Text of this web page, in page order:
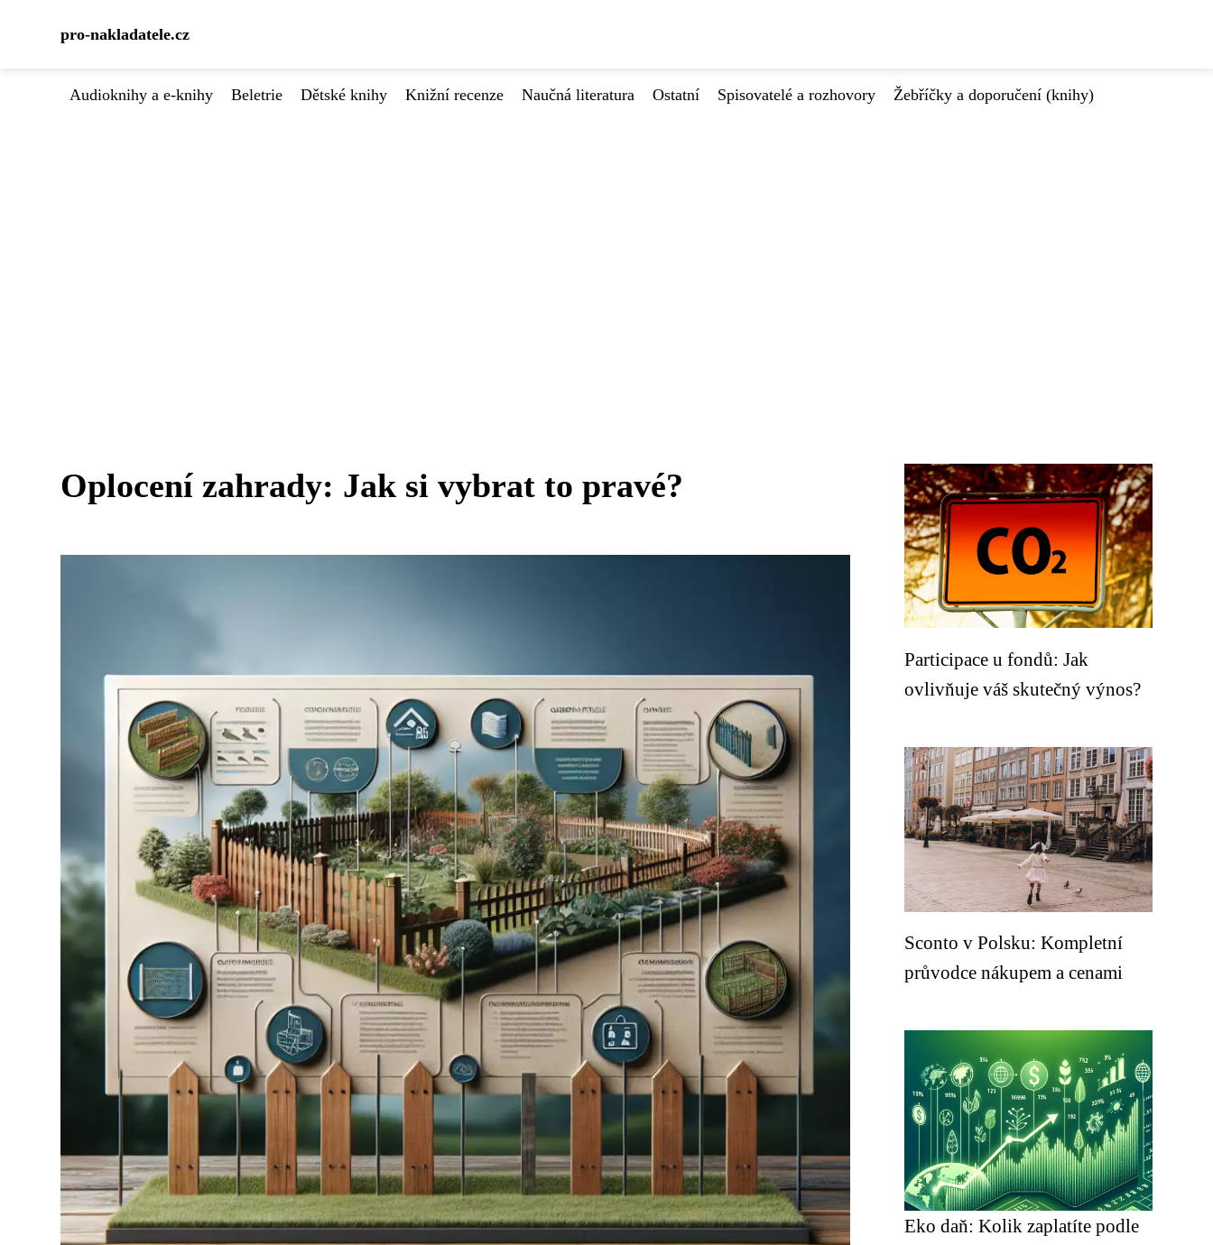
pro-nakladatele.cz
Audioknihy a e-knihy Beletrie Dětské knihy Knižní recenze Naučná literatura Ostatní Spisovatelé a rozhovory Žebříčky a doporučení (knihy)
Oplocení zahrady: Jak si vybrat to pravé?
Participace u fondů: Jak
ovlivňuje váš skutečný výnos?
Sconto v Polsku: Kompletní
průvodce nákupem a cenami
Eko daň: Kolik zaplatíte podle